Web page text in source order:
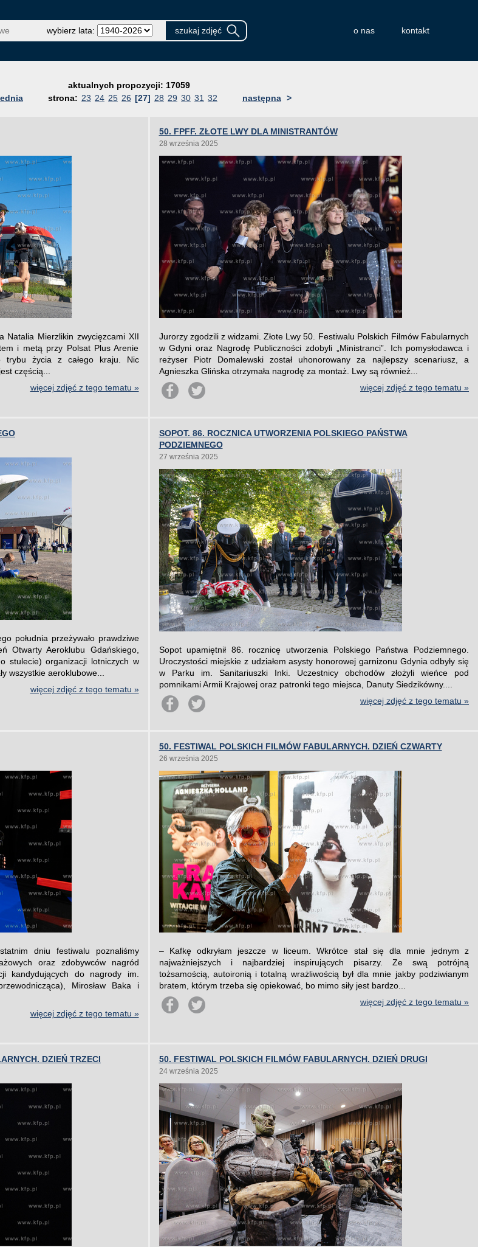
wybierz lata: o nas kontakt
aktualnych propozycji: 17059
strona: 23 24 25 26 [27] 28 29 30 31 32 następna >
Natalia Mierzlikin zwycięzcami XII
i metą przy Polsat Plus Arenie
trybu życia z całego kraju. Nic
częścią...
więcej zdjęć z tego tematu »
50. FPFF. ZŁOTE LWY DLA MINISTRANTÓW
28 września 2025
Jurorzy zgodzili z widzami. Złote Lwy 50. Festiwalu Polskich Filmów Fabularnych
w Gdyni oraz Nagrodę Publiczności zdobyli „Ministranci”. Ich pomysłodawca i
reżyser Piotr Domalewski został uhonorowany za najlepszy scenariusz, a
Agnieszka Glińska otrzymała nagrodę za montaż. Lwy są również...
więcej zdjęć z tego tematu »
południa przeżywało prawdziwe
Otwarty Aeroklubu Gdańskiego,
stulecie) organizacji lotniczych w
wszystkie aeroklubowe...
więcej zdjęć z tego tematu »
SOPOT. 86. ROCZNICA UTWORZENIA POLSKIEGO PAŃSTWA
PODZIEMNEGO
27 września 2025
Sopot upamiętnił 86. rocznicę utworzenia Polskiego Państwa Podziemnego.
Uroczystości miejskie z udziałem asysty honorowej garnizonu Gdynia odbyły się
w Parku im. Sanitariuszki Inki. Uczestnicy obchodów złożyli wieńce pod
pomnikami Armii Krajowej oraz patronki tego miejsca, Danuty Siedzikówny....
więcej zdjęć z tego tematu »
dniu festiwalu poznaliśmy
oraz zdobywców nagród
kandydujących do nagrody im.
Mirosław Baka i
więcej zdjęć z tego tematu »
50. FESTIWAL POLSKICH FILMÓW FABULARNYCH. DZIEŃ CZWARTY
26 września 2025
– Kafkę odkryłam jeszcze w liceum. Wkrótce stał się dla mnie jednym z
najważniejszych i najbardziej inspirujących pisarzy. Ze swą potrójną
tożsamością, autoironią i totalną wrażliwością był dla mnie jakby podziwianym
bratem, którym trzeba się opiekować, bo mimo siły jest bardzo...
więcej zdjęć z tego tematu »
DZIEŃ TRZECI 50. FESTIWAL POLSKICH FILMÓW FABULARNYCH. DZIEŃ DRUGI
24 września 2025